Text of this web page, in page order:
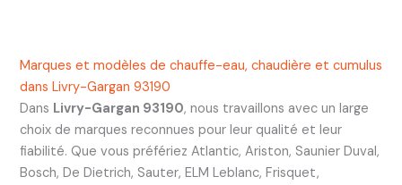
Marques et modèles de chauffe-eau, chaudière et cumulus
dans Livry-Gargan 93190
Dans Livry-Gargan 93190, nous travaillons avec un large
choix de marques reconnues pour leur qualité et leur
fiabilité. Que vous préfériez Atlantic, Ariston, Saunier Duval,
Bosch, De Dietrich, Sauter, ELM Leblanc, Frisquet,